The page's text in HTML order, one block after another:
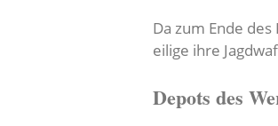
Da zum Ende
eilige ihre
Depots des